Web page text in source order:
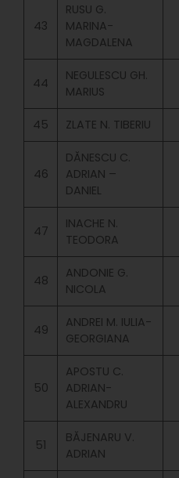
43
RUSU G.
MARINA-
MAGDALENA
44
NEGULESCU GH.
MARIUS
45 ZLATE N. TIBERIU
46
DĂNESCU C.
ADRIAN –
DANIEL
47
INACHE N.
TEODORA
48
ANDONIE G.
NICOLA
49
ANDREI M. IULIA-
GEORGIANA
50
APOSTU C.
ADRIAN-
ALEXANDRU
51
BĂJENARU V.
ADRIAN